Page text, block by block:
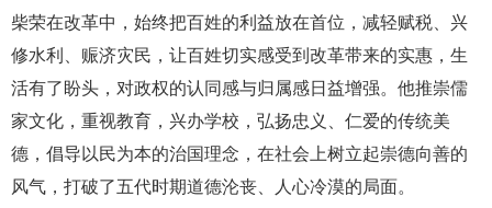
柴荣在改革中，始终把百姓的利益放在首位，减轻赋税、兴
修水利、赈济灾民，让百姓切实感受到改革带来的实惠，生
活有了盼头，对政权的认同感与归属感日益增强。他推崇儒
家文化，重视教育，兴办学校，弘扬忠义、仁爱的传统美
德，倡导以民为本的治国理念，在社会上树立起崇德向善的
风气，打破了五代时期道德沦丧、人心冷漠的局面。